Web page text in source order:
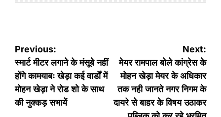
Post
navigation
Previous:
स्मार्ट मीटर लगाने के मंसूबे नहीं
होंगे कामयाबः खेड़ा कई वार्डों में
मोहन खेड़ा ने रोड शो के साथ
की नुक्कड़ सभायें
Next:
मेयर रामपाल बोले कांग्रेस के
मोहन खेड़ा मेयर के अधिकार
तक नही जानते नगर निगम के
दायरे से बाहर के विषय उठाकर